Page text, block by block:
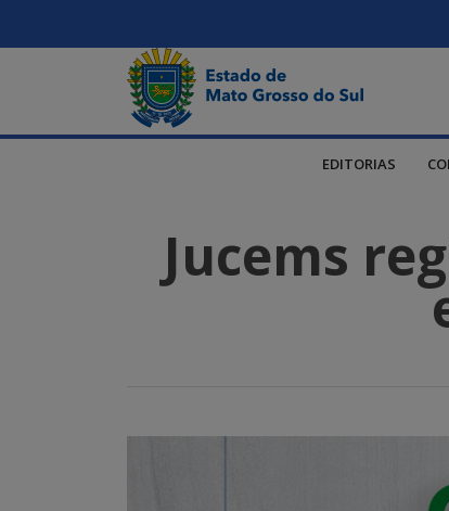
EDITORIAS
Jucems